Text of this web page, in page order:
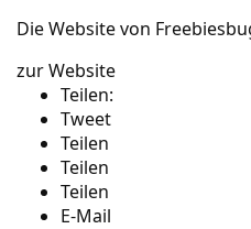
Die Website von
zur Website
Teilen:
Tweet
Teilen
Teilen
Teilen
E-Mail